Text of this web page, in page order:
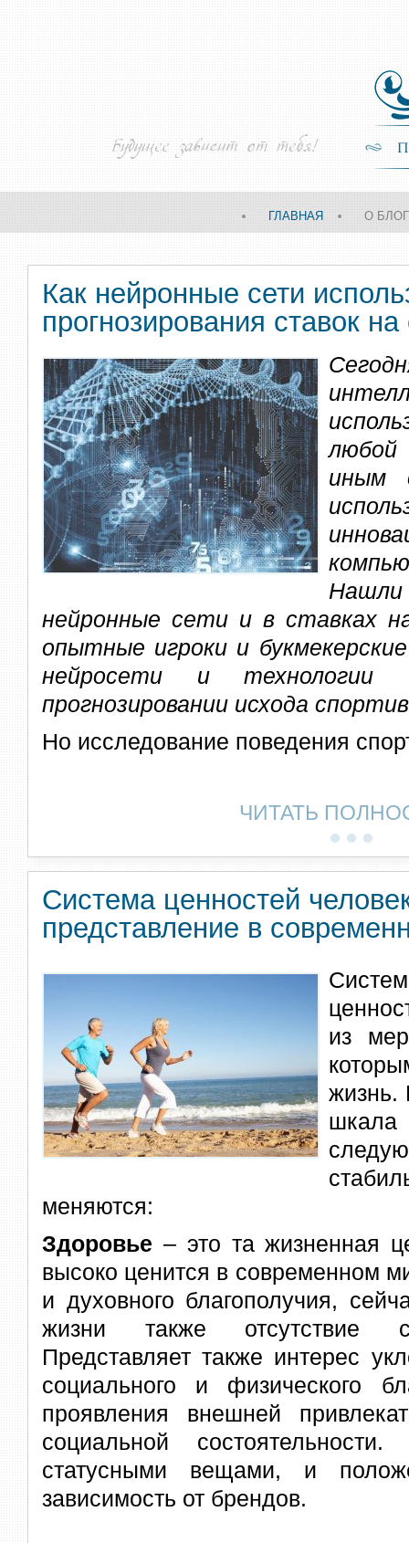
ГЛАВНАЯ О
Как нейронные сети
прогнозирования ставок на
иным
нейронные сети и в ставках
опытные игроки и
нейросети и технологии
прогнозировании исхода
Но исследование поведения
ЧИТАТЬ
Система ценностей
представление в
из
жизнь.
меняются:
Здоровье – это та жизненная
высоко ценится в современном
и духовного благополучия,
жизни также отсутствие
Представляет также интерес
социального и физического
проявления внешней
социальной
статусными вещами, и
зависимость от брендов.